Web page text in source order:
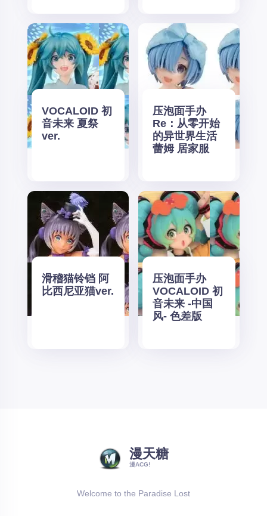
VOCALOID 初
音未来 夏祭
ver.
压泡面手办
Re：从零开始
的异世界生活
蕾姆 居家服
滑稽猫铃铛 阿
比西尼亚猫ver.
压泡面手办
VOCALOID 初
音未来 -中国
风- 色差版
漫天糖
漫ACG!
Welcome to the Paradise Lost